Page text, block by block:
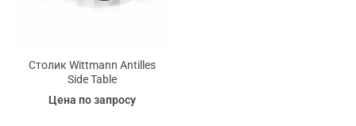
Столик Wittmann Antilles
Side Table
Цена по запросу